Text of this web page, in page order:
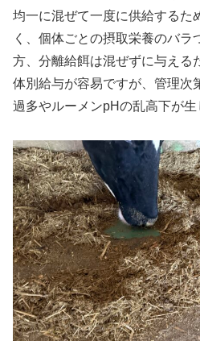
均一に混ぜて一度に供給するた
く、個体ごとの摂取栄養のバラ
方、分離給餌は混ぜずに与える
体別給与が容易ですが、管理次
過多やルーメンpHの乱高下が生